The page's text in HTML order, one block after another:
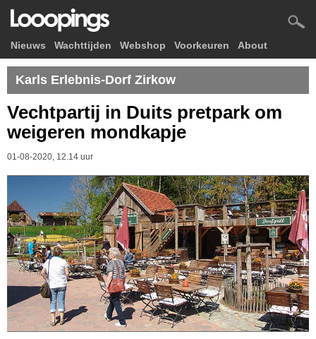
Nieuws Wachttijden Webshop Voorkeuren About
Karls Erlebnis-Dorf Zirkow
Vechtpartij in Duits pretpark om
weigeren mondkapje
01-08-2020, 12.14 uur